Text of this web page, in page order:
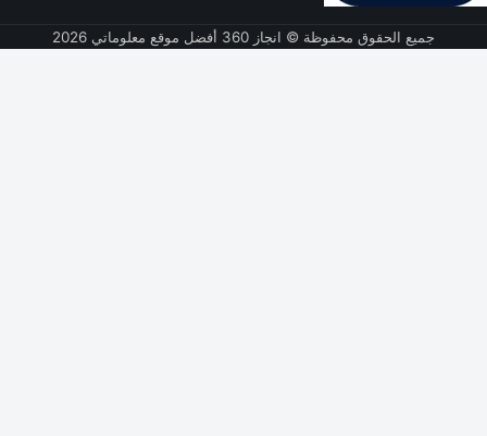
جميع الحقوق محفوظة © انجاز 360 أفضل موقع معلوماتي 2026